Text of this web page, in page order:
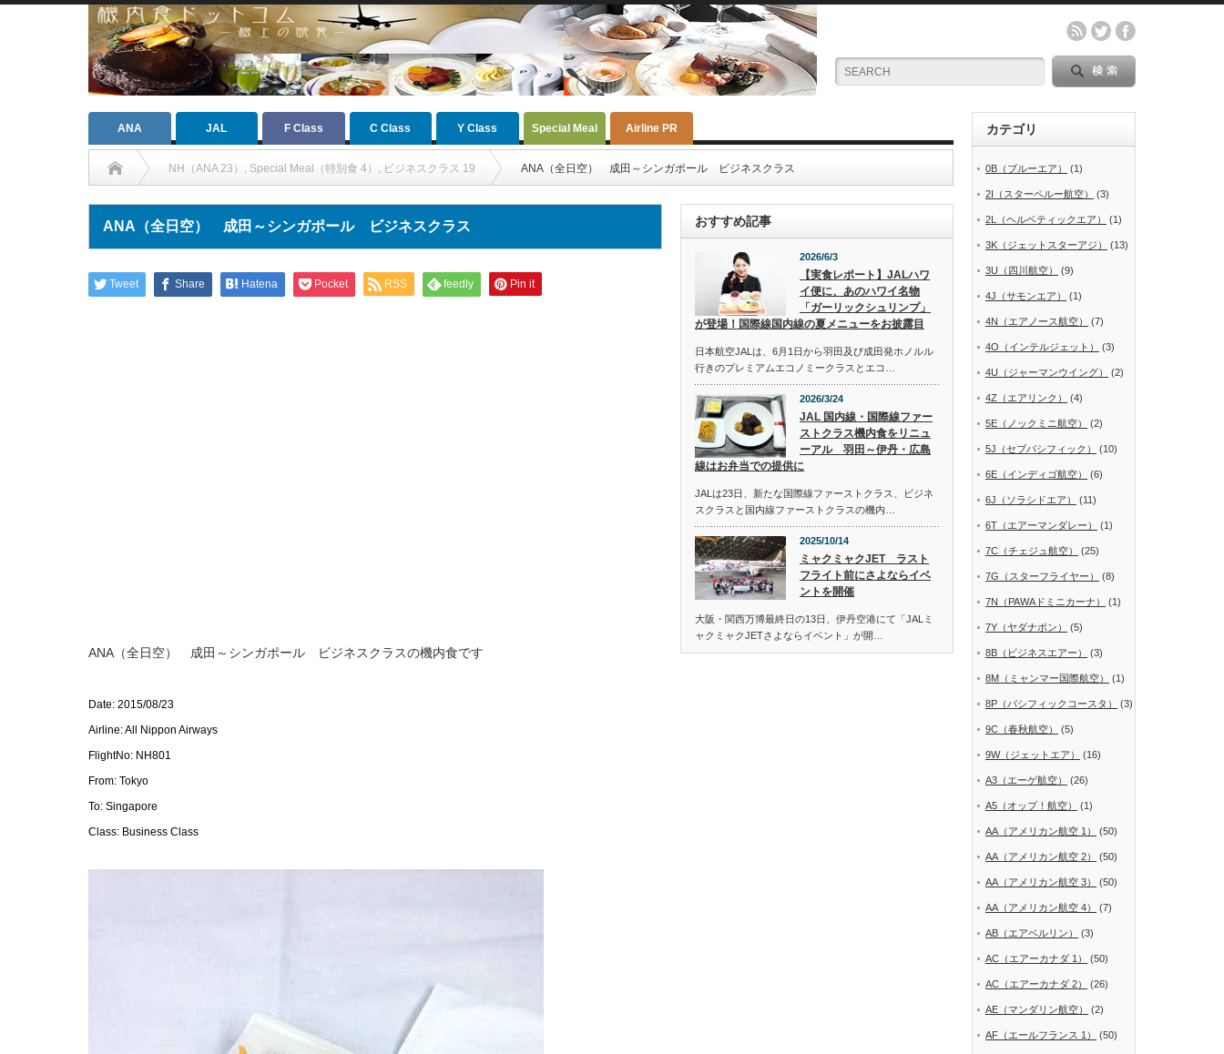
ANA JAL F Class C Class Y Class Special Meal Airline PR
NH（ANA 23） , Special Meal（特別食 4） , ビジネスクラス 19 ANA（全日空） 成田～シンガポール ビジネスクラス
ANA（全日空） 成田～シンガポール ビジネスクラス
Tweet Share Hatena Pocket RSS feedly Pin it
ANA（全日空） 成田～シンガポール ビジネスクラスの機内食です
Date: 2015/08/23
Airline: All Nippon Airways
FlightNo: NH801
From: Tokyo
To: Singapore
Class: Business Class
おすすめ記事
2026/6/3
【実食レポート】JALハワ
イ便に、あのハワイ名物
「ガーリックシュリンプ」
が登場！国際線国内線の夏メニューをお披露目
日本航空JALは、6月1日から羽田及び成田発ホノルル
行きのプレミアムエコノミークラスとエコ…
2026/3/24
JAL 国内線・国際線ファー
ストクラス機内食をリニュ
ーアル 羽田～伊丹・広島
線はお弁当での提供に
JALは23日、新たな国際線ファーストクラス、ビジネ
スクラスと国内線ファーストクラスの機内…
2025/10/14
ミャクミャクJET ラスト
フライト前にさよならイベ
ントを開催
大阪・関西万博最終日の13日、伊丹空港にて「JALミ
ャクミャクJETさよならイベント」が開…
カテゴリ
0B（ブルーエア） (1)
2I（スターペルー航空） (3)
2L（ヘルベティックエア） (1)
3K（ジェットスターアジ） (13)
3U（四川航空） (9)
4J（サモンエア） (1)
4N（エアノース航空） (7)
4O（インテルジェット） (3)
4U（ジャーマンウイング） (2)
4Z（エアリンク） (4)
5E（ノックミニ航空） (2)
5J（セブパシフィック） (10)
6E（インディゴ航空） (6)
6J（ソラシドエア） (11)
6T（エアーマンダレー） (1)
7C（チェジュ航空） (25)
7G（スターフライヤー） (8)
7N（PAWAドミニカーナ） (1)
7Y（ヤダナポン） (5)
8B（ビジネスエアー） (3)
8M（ミャンマー国際航空） (1)
8P（パシフィックコースタ） (3)
9C（春秋航空） (5)
9W（ジェットエア） (16)
A3（エーゲ航空） (26)
A5（オップ！航空） (1)
AA（アメリカン航空 1） (50)
AA（アメリカン航空 2） (50)
AA（アメリカン航空 3） (50)
AA（アメリカン航空 4） (7)
AB（エアベルリン） (3)
AC（エアーカナダ 1） (50)
AC（エアーカナダ 2） (26)
AE（マンダリン航空） (2)
AF（エールフランス 1） (50)